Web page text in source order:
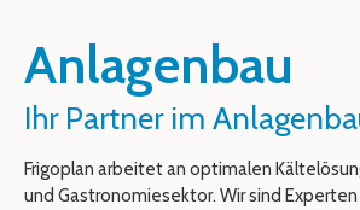
Anlagenbau
Ihr Partner im
Frigoplan arbeitet an optimalen
und Gastronomiesektor. Wir sind Experten